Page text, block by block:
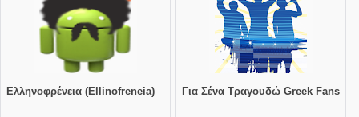
Ελληνοφρένεια (Ellinofreneia) Για Σένα Τραγουδώ Greek Fans